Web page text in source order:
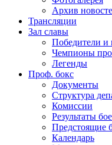
Архив
Трансляции
Зал славы
Победители
Чемпионы
Легенды
Проф. бокс
Документы
Структура
Комиссии
Результаты
Предстоящие
Календарь